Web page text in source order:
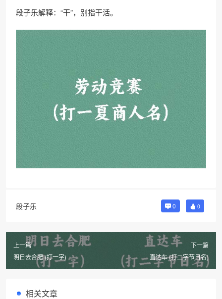
段子乐解释：“干”，别指干活。
段子乐 0 0
上一篇
明日去合肥 (打一字)
下一篇
直达车 (打二字节日名)
相关文章